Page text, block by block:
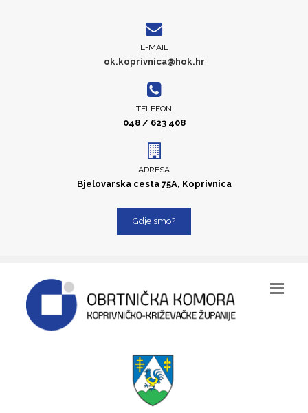
E-MAIL
ok.koprivnica@hok.hr
TELEFON
048 / 623 408
ADRESA
Bjelovarska cesta 75A, Koprivnica
Gdje smo?